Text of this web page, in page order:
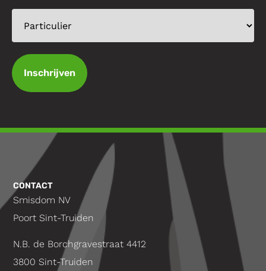
Inschrijven
CONTACT
Smisdom NV
Poort Sint-Truiden
N.B. de Borchgravestraat 4412
3800 Sint-Truiden